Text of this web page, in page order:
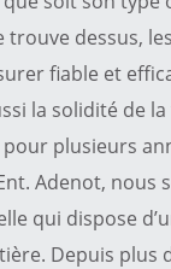
dessus,
fiable et
la solidité de
plusieurs
Adenot, nous
qui dispose
Depuis plus